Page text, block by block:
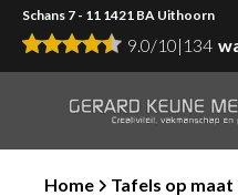
Schans 7 - 11 1421 BA Uithoorn
9.0/10| 134
Home Tafels op maat